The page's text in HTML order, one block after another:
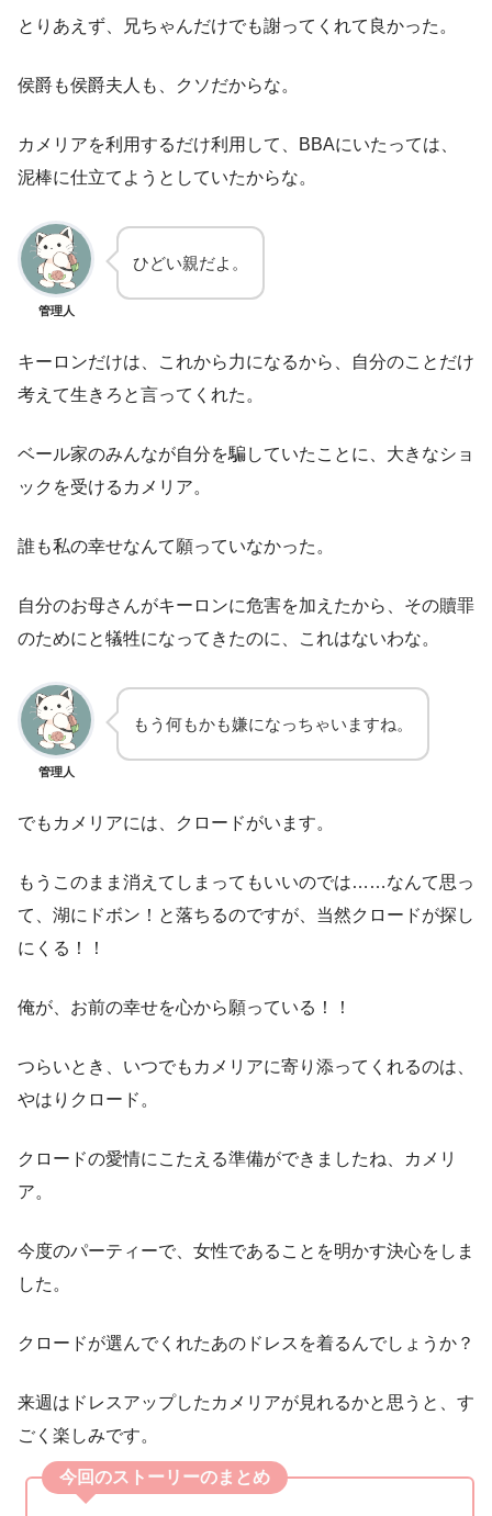
とりあえず、兄ちゃんだけでも謝ってくれて良かった。
侯爵も侯爵夫人も、クソだからな。
カメリアを利用するだけ利用して、BBAにいたっては、
泥棒に仕立てようとしていたからな。
管理人
ひどい親だよ。
キーロンだけは、これから力になるから、自分のことだけ
考えて生きろと言ってくれた。
ベール家のみんなが自分を騙していたことに、大きなショ
ックを受けるカメリア。
誰も私の幸せなんて願っていなかった。
自分のお母さんがキーロンに危害を加えたから、その贖罪
のためにと犠牲になってきたのに、これはないわな。
管理人
もう何もかも嫌になっちゃいますね。
でもカメリアには、クロードがいます。
もうこのまま消えてしまってもいいのでは……なんて思っ
て、湖にドボン！と落ちるのですが、当然クロードが探し
にくる！！
俺が、お前の幸せを心から願っている！！
つらいとき、いつでもカメリアに寄り添ってくれるのは、
やはりクロード。
クロードの愛情にこたえる準備ができましたね、カメリ
ア。
今度のパーティーで、女性であることを明かす決心をしま
した。
クロードが選んでくれたあのドレスを着るんでしょうか？
来週はドレスアップしたカメリアが見れるかと思うと、す
ごく楽しみです。
今回のストーリーのまとめ